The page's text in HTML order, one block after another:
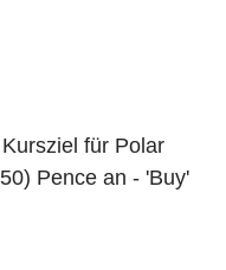
für Polar
Pence an - 'Buy'